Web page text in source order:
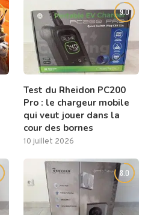
9.0
Test du Rheidon PC200
Pro : le chargeur mobile
qui veut jouer dans la
cour des bornes
10 juillet 2026
8.0